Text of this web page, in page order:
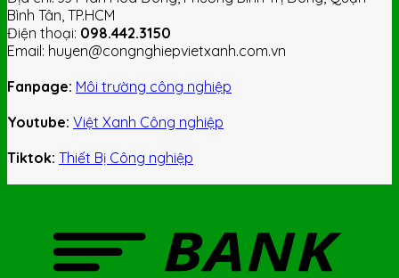
Bình Tân, TP.HCM
Điện thoại: 098.442.3150
Email: huyen@congnghiepvietxanh.com.vn
Fanpage: Môi trường công nghiệp
Youtube: Việt Xanh Công nghiệp
Tiktok: Thiết Bị Công nghiệp